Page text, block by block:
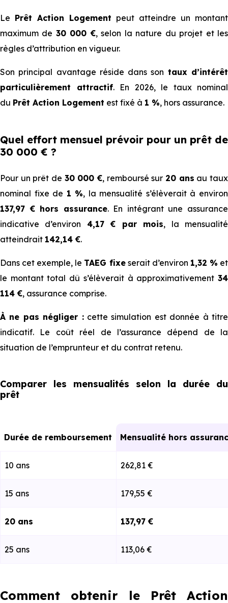
Le Prêt Action Logement peut atteindre un montant
maximum de 30 000 €, selon la nature du projet et les
règles d’attribution en vigueur.
Son principal avantage réside dans son taux d’intérêt
particulièrement attractif. En 2026, le taux nominal
du Prêt Action Logement est fixé à 1 %, hors assurance.
Quel effort mensuel prévoir pour un prêt de
30 000 € ?
Pour un prêt de 30 000 €, remboursé sur 20 ans au taux
nominal fixe de 1 %, la mensualité s’élèverait à environ
137,97 € hors assurance. En intégrant une assurance
indicative d’environ 4,17 € par mois, la mensualité
atteindrait 142,14 €.
Dans cet exemple, le TAEG fixeserait d’environ 1,32 % et
le montant total dû s’élèverait à approximativement 34
114 €, assurance comprise.
À ne pas négliger :cette simulation est donnée à titre
indicatif. Le coût réel de l’assurance dépend de la
situation de l’emprunteur et du contrat retenu.
Comparer les mensualités selon la durée du
prêt
Durée de remboursement Mensualité hors
10 ans 262,81 €
15 ans 179,55 €
20 ans 137,97 €
25 ans 113,06 €
Comment obtenir le Prêt Action